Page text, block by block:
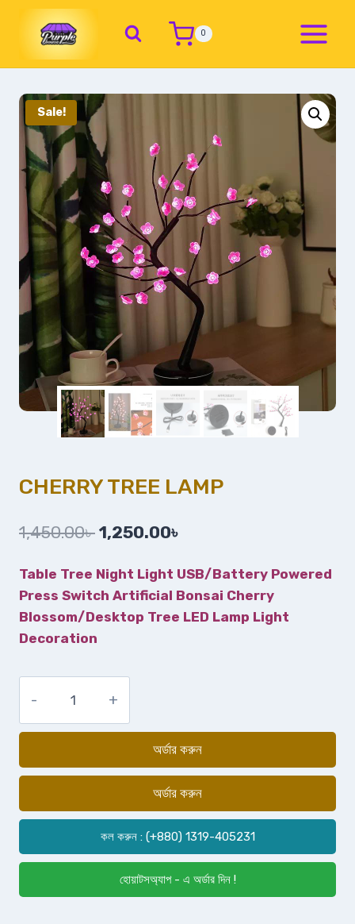
0
Sale!
CHERRY TREE LAMP
1,450.00৳ 1,250.00৳
Table Tree Night Light USB/Battery Powered
Press Switch Artificial Bonsai Cherry
Blossom/Desktop Tree LED Lamp Light
Decoration
অর্ডার করুন
অর্ডার করুন
কল করুন : (+880) 1319-405231
হোয়াটসঅ্যাপ - এ অর্ডার দিন !